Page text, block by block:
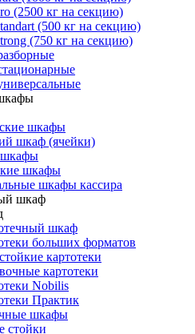
(2500 кг на секцию)
(500 кг на секцию)
(750 кг на секцию)
шкафы
шкаф (ячейки)
шкафы
шкафы кассира
шкаф
шкаф
больших форматов
картотеки
картотеки
Nobilis
Практик
шкафы
стойки